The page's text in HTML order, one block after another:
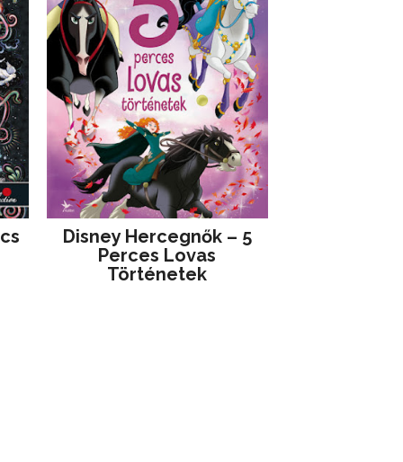
Disney ​Hercegnők – 5
Perces Lovas
Történetek